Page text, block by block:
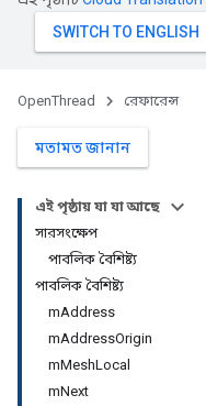
OpenThread রেফারেন্স
মতামত জানান
এই পৃষ্ঠায় যা যা আছে
সারসংক্ষেপ
পাবলিক বৈশিষ্ট্য
পাবলিক বৈশিষ্ট্য
mAddress
mAddressOrigin
mMeshLocal
mNext